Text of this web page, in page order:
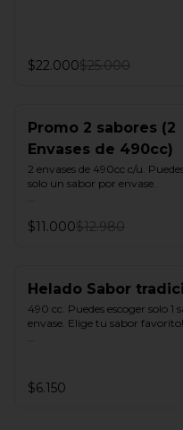
$22.000$25.000
Promo 2 sabores (2
Envases de 490cc)
2 envases de 490cc c/u.
solo un sabor por envase.
"SORBETTO" son aptos para
$11.000$12.980
Helado Sabor
490 cc. Puedes escoger solo 1
envase. Elige tu sabor
y personas con intolerancia a la
lactosa, a excepción de la
$6.150